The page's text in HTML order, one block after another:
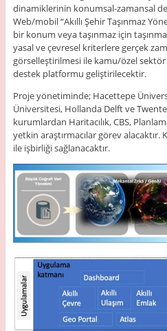
dinamiklerinin konumsal-zamansal
Web/mobil “Akıllı Şehir Taşınmaz
bir konum veya taşınmaz için
yasal ve çevresel kriterlere gerçek
görselleştirilmesi ile kamu/özel sektör
destek platformu geliştirilecektir.
Proje yönetiminde; Hacettepe
Üniversitesi, Hollanda Delft ve
kurumlardan Haritacılık, CBS,
yetkin araştırmacılar görev
ile işbirliği sağlanacaktır.